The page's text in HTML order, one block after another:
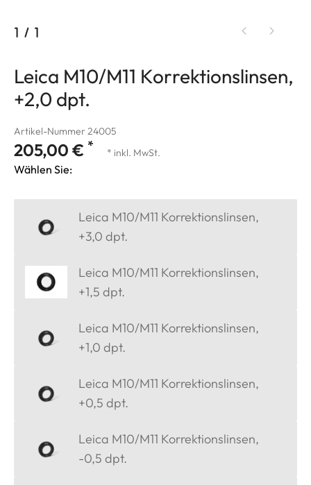
1 / 1
Leica M10/M11 Korrektionslinsen,
+2,0 dpt.
Artikel-Nummer 24005
205,00 € * * inkl. MwSt.
Wählen Sie:
Leica M10/M11 Korrektionslinsen,
+3,0 dpt.
Leica M10/M11 Korrektionslinsen,
+1,5 dpt.
Leica M10/M11 Korrektionslinsen,
+1,0 dpt.
Leica M10/M11 Korrektionslinsen,
+0,5 dpt.
Leica M10/M11 Korrektionslinsen,
-0,5 dpt.